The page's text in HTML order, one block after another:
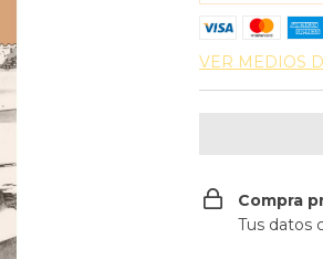
VER MEDIOS
Compra
Tus datos